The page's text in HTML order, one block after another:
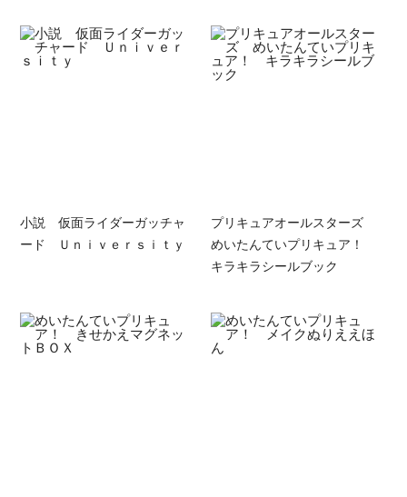
小説 仮面ライダーガッチャ
ード Ｕｎｉｖｅｒｓｉｔｙ
プリキュアオールスターズ
めいたんていプリキュア！
キラキラシールブック